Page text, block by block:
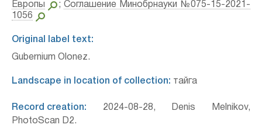
Европы
;Соглашение Минобрнауки №075-15-2021-
1056
Original label text:
Gubernium Olonez.
Landscape in location of collection: тайга
Record creation: 2024-08-28, Denis Melnikov,
PhotoScan D2.